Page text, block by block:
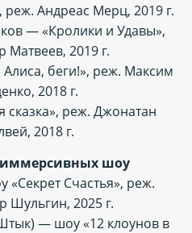
реж. Андреас Мерц, 2019 г.
— «Кролики и Удавы»,
Матвеев, 2019 г.
беги!», реж. Максим
2018 г.
реж. Джонатан
2018 г.
шоу
Счастья», реж.
Шульгин, 2025 г.
— шоу «12 клоунов в